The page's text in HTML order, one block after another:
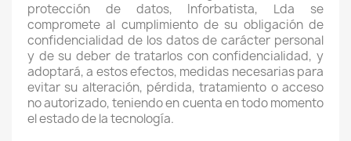
protección de datos, Inforbatista, Lda se
compromete al cumplimiento de su obligación de
confidencialidad de los datos de carácter personal
y de su deber de tratarlos con confidencialidad, y
adoptará, a estos efectos, medidas necesarias para
evitar su alteración, pérdida, tratamiento o acceso
no autorizado, teniendo en cuenta en todo momento
el estado de la tecnología.